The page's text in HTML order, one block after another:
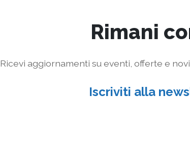
Rimani
Ricevi aggiornamenti su eventi, offerte e
Iscriviti alla